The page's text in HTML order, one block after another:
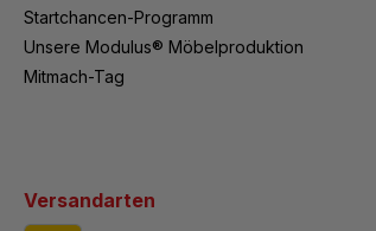
Startchancen-Programm
Unsere Modulus® Möbelproduktion
Mitmach-Tag
Versandarten